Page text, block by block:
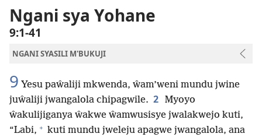
m'Baibulo
Ngani sya Yohane
9:1-41
NGANI SYASILI M'BUKUJI
9 Yesu paŵaliji mkwenda, ŵam’weni mundu jwine
juŵaliji jwangalola chipagwile. 2 Myoyo
ŵakulijiganya ŵakwe ŵamwusisye jwalakwejo kuti,
“Labi, + kuti mundu jweleju apagwe jwangalola, ana